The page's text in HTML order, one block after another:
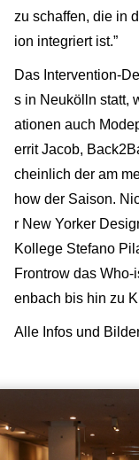
zu schaffen, die in
ion integriert ist.”
Das Intervention-
s in Neukölln statt,
ationen auch
errit Jacob,
cheinlich der am
how der Saison.
r New Yorker
Kollege Stefano
Frontrow das
enbach bis hin zu
Alle Infos und